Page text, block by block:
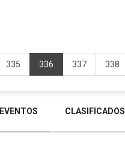
335 336 337 338
EVENTOS CLASIFICADOS